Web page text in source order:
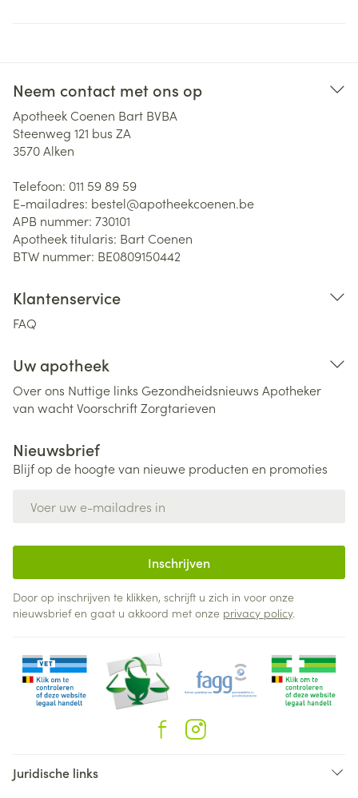
Neem contact met ons op
Apotheek Coenen Bart BVBA
Steenweg 121 bus ZA
3570Alken
Telefoon: 011 59 89 59
E-mailadres: bestel@apotheekcoenen.be
APB nummer: 730101
Apotheek titularis: Bart Coenen
BTW nummer: BE0809150442
Klantenservice
FAQ
Uw apotheek
Over ons Nuttige links Gezondheidsnieuws Apotheker
van wachtVoorschriftZorgtarieven
Nieuwsbrief
Blijf op de hoogte van nieuwe producten en promoties
Inschrijven
Door op inschrijven te klikken, schrijft u zich in voor onze
nieuwsbrief en gaat u akkoord met onze privacy policy.
Juridische links